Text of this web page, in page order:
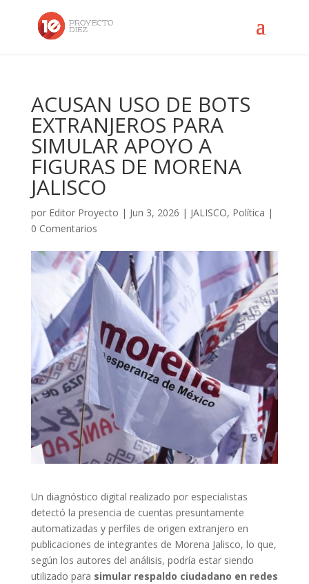
ACUSAN USO DE BOTS
EXTRANJEROS PARA
SIMULAR APOYO A
FIGURAS DE MORENA
JALISCO
por Editor Proyecto | Jun 3, 2026 | JALISCO, Política |
0 Comentarios
Un diagnóstico digital realizado por especialistas
detectó la presencia de cuentas presuntamente
automatizadas y perfiles de origen extranjero en
publicaciones de integrantes de Morena Jalisco, lo que,
según los autores del análisis, podría estar siendo
utilizado para simular respaldo ciudadano en redes